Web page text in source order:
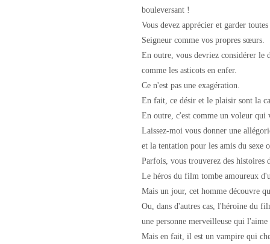
bouleversant !
Vous devez apprécier et garder
Seigneur comme vos propres sœurs.
En outre, vous devriez considérer le
comme les asticots en enfer.
Ce n'est pas une exagération.
En fait, ce désir et le plaisir sont la
En outre, c'est comme un voleur qui
Laissez-moi vous donner une
et la tentation pour les amis du sexe
Parfois, vous trouverez des histoires
Le héros du film tombe amoureux
Mais un jour, cet homme découvre
Ou, dans d'autres cas, l'héroïne du
une personne merveilleuse qui l'aime
Mais en fait, il est un vampire qui